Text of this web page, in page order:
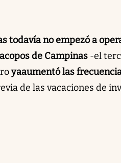
pestaña
pestaña
todavía no empezó a
de Campinas -el
yaaumentó las
de las vacaciones de